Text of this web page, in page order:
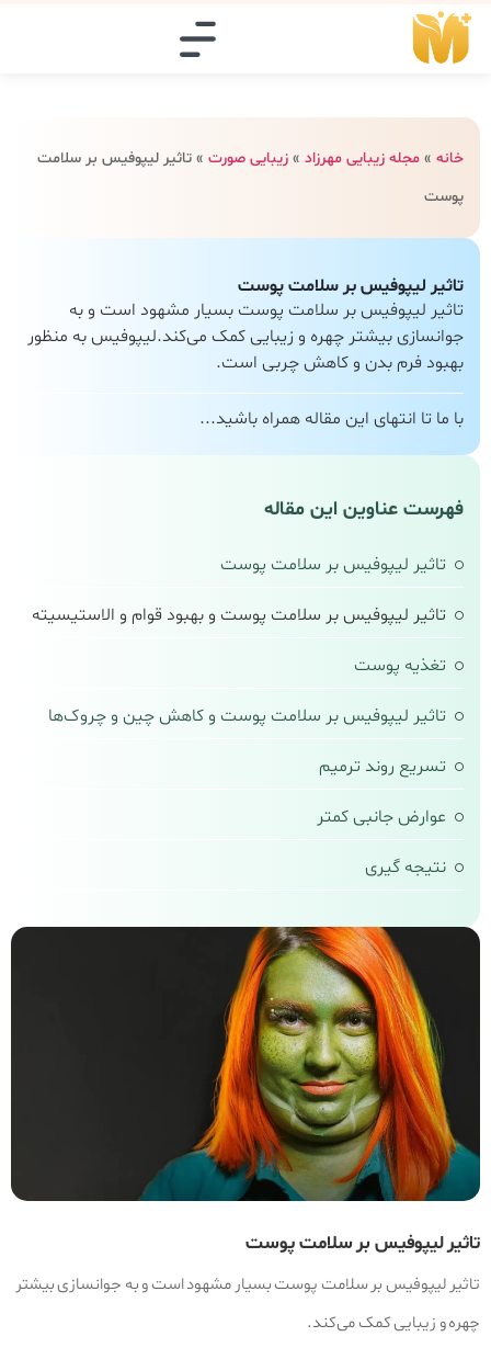
خانه » مجله زیبایی مهرزاد » زیبایی صورت » تاثیر لیپوفیس بر سلامت
پوست
تاثیر لیپوفیس بر سلامت پوست
تاثیر لیپوفیس بر سلامت پوست بسیار مشهود است و به
جوانسازی بیشتر چهره و زیبایی کمک می‌کند.لیپوفیس به منظور
بهبود فرم بدن و کاهش چربی است.
با ما تا انتهای این مقاله همراه باشید...
فهرست عناوین این مقاله
تاثیر لیپوفیس بر سلامت پوست
تاثیر لیپوفیس بر سلامت پوست و بهبود قوام و الاستیسیته
تغذیه پوست
تاثیر لیپوفیس بر سلامت پوست و کاهش چین و چروک‌ها
تسریع روند ترمیم
عوارض جانبی کمتر
نتیجه‌ گیری
تاثیر لیپوفیس بر سلامت پوست
تاثیر لیپوفیس بر سلامت پوست بسیار مشهود است و به جوانسازی بیشتر
چهره و زیبایی کمک می‌کند.